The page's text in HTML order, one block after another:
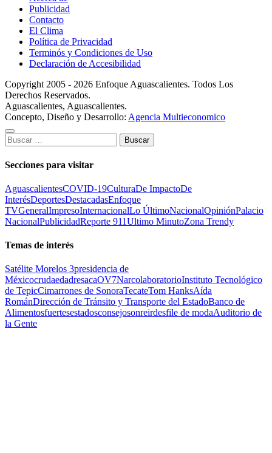
Publicidad
Contacto
El Clima
Política de Privacidad
Terminós y Condiciones de Uso
Declaración de Accesibilidad
Copyright 2005 - 2026 Enfoque Aguascalientes. Todos Los
Derechos Reservados.
Aguascalientes, Aguascalientes.
Concepto, Diseño y Desarrollo: Agencia Multieconomico
Buscar:
Secciones para visitar
AguascalientesCOVID-19CulturaDe ImpactoDe
InterésDeportesDestacadasEnfoque
TVGeneralImpresoInternacionalLo ÚltimoNacionalOpiniónPalacio
NacionalPublicidadReporte 911Ultimo MinutoZona Trendy
Temas de interés
Satélite Morelos 3presidencia de
MéxicocrudaedadresacaOV7NarcolaboratorioInstituto Tecnológico
de TepicCimarrones de SonoraTecateTom HanksAída
RománDirección de Tránsito y Transporte del EstadoBanco de
Alimentosfuertesestadosconsejosonreirdesfile de modaAuditorio de
la Gente